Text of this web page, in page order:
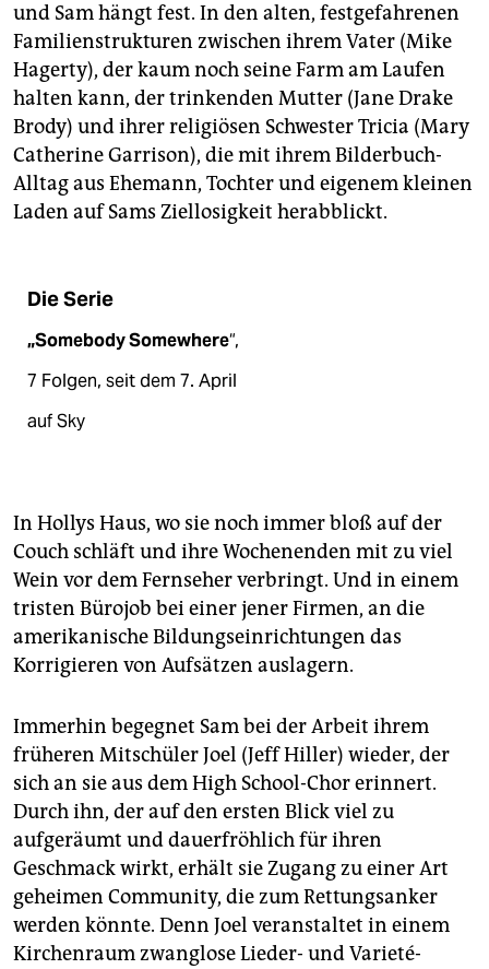
und Sam hängt fest. In den alten, festgefahrenen
Familienstrukturen zwischen ihrem Vater (Mike
Hagerty), der kaum noch seine Farm am Laufen
halten kann, der trinkenden Mutter (Jane Drake
Brody) und ihrer religiösen Schwester Tricia (Mary
Catherine Garrison), die mit ihrem Bilderbuch-
Alltag aus Ehemann, Tochter und eigenem kleinen
Laden auf Sams Ziellosigkeit herabblickt.
Die Serie
„Somebody Somewhere“,
7 Folgen, seit dem 7. April
auf Sky
In Hollys Haus, wo sie noch immer bloß auf der
Couch schläft und ihre Wochenenden mit zu viel
Wein vor dem Fernseher verbringt. Und in einem
tristen Bürojob bei einer jener Firmen, an die
amerikanische Bildungseinrichtungen das
Korrigieren von Aufsätzen auslagern.
Immerhin begegnet Sam bei der Arbeit ihrem
früheren Mitschüler Joel (Jeff Hiller) wieder, der
sich an sie aus dem High School-Chor erinnert.
Durch ihn, der auf den ersten Blick viel zu
aufgeräumt und dauerfröhlich für ihren
Geschmack wirkt, erhält sie Zugang zu einer Art
geheimen Community, die zum Rettungsanker
werden könnte. Denn Joel veranstaltet in einem
Kirchenraum zwanglose Lieder- und Varieté-